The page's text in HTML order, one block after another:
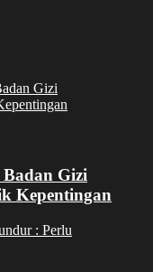
Gizi
Kepentingan